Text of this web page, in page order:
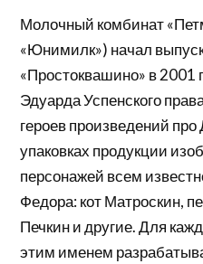
Молочный комбинат
«Юнимилк») начал
«Простоквашино» в 2001
Эдуарда Успенского
героев произведений
упаковках продукции
персонажей всем
Федора: кот Матроскин,
Печкин и другие. Для
этим именем